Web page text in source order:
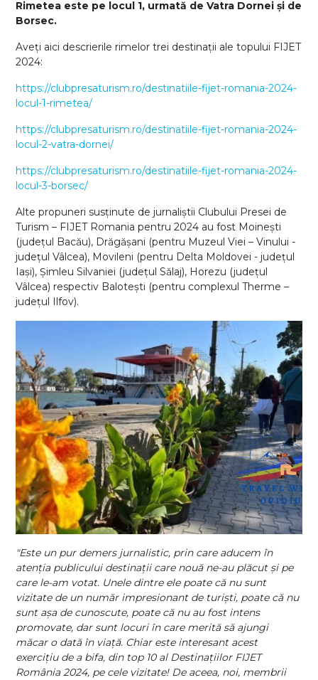
Rimetea este pe locul 1, urmată de Vatra Dornei și de
Borsec.
Aveți aici descrierile rimelor trei destinații ale topului FIJET
2024:
https://clubpresaturism.ro/destinatiile-fijet-romania-2024-
locul-1-rimetea/
https://clubpresaturism.ro/destinatiile-fijet-romania-2024-
locul-2-vatra-dornei/
https://clubpresaturism.ro/destinatiile-fijet-romania-2024-
locul-3-borsec/
Alte propuneri susținute de jurnaliștii Clubului Presei de
Turism – FIJET Romania pentru 2024 au fost Moinești
(județul Bacău), Drăgășani (pentru Muzeul Viei – Vinului -
județul Vâlcea), Movileni (pentru Delta Moldovei - județul
Iași), Șimleu Silvaniei (județul Sălaj), Horezu (județul
Vâlcea) respectiv Balotești (pentru complexul Therme –
județul Ilfov).
"Este un pur demers jurnalistic, prin care aducem în
atenţia publicului destinaţii care nouă ne-au plăcut şi pe
care le-am votat. Unele dintre ele poate că nu sunt
vizitate de un număr impresionant de turişti, poate că nu
sunt aşa de cunoscute, poate că nu au fost intens
promovate, dar sunt locuri în care merită să ajungi
măcar o dată în viaţă. Chiar este interesant acest
exerciţiu de a bifa, din top 10 al Destinaţiilor FIJET
România 2024, pe cele vizitate! De aceea, noi, membrii